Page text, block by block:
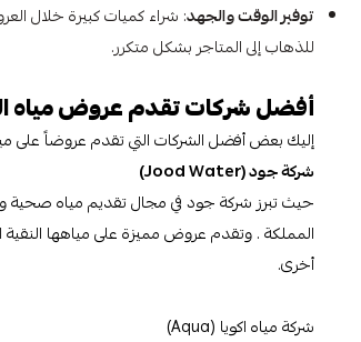
توفير الوقت والجهد: شراء كميات كبيرة خلال
للذهاب إلى المتاجر بشكل متكرر.
أفضل شركات تقدم عروض مياه
إليك بعض أفضل الشركات التي تقدم عروضاً على
شركة جود (Jood Water)
حيث تبرز شركة جود في مجال تقديم مياه صحية
المملكة . وتقدم عروض مميزة على مياهها
أخرى.
شركة مياه اكويا (Aqua)